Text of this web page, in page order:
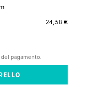
24,58 €
pagamento.